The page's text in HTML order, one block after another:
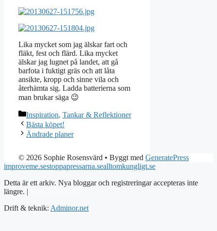
Lika mycket som jag älskar fart och
fläkt, fest och flärd. Lika mycket
älskar jag lugnet på landet, att gå
barfota i fuktigt gräs och att låta
ansikte, kropp och sinne vila och
återhämta sig. Ladda batterierna som
man brukar säga 😉
Kategorier
Inspiration, Tankar & Reflektioner
Bästa köpet!
Ändrade planer
© 2026 Sophie Rosensvärd • Byggt med GeneratePress
improveme.sestoppapressarna.sealltomkungligt.se
Detta är ett arkiv. Nya bloggar och registreringar accepteras inte
längre. |
Drift & teknik: Adminor.net